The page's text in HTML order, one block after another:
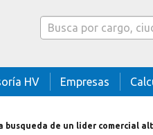
Caja buscador
HV Empresas
busqueda de un lider comercial